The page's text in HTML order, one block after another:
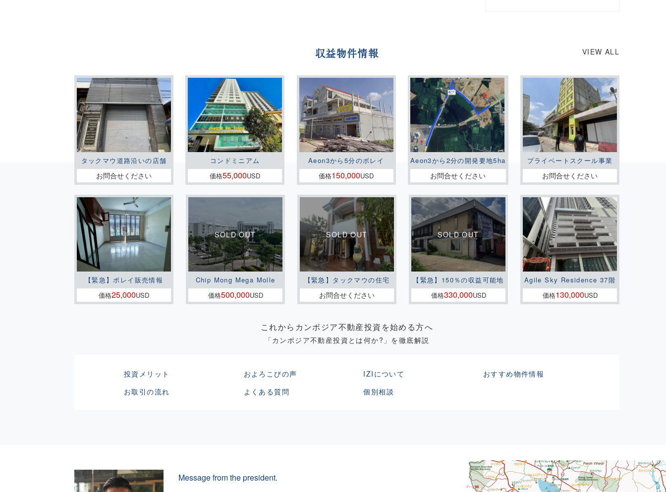
収益物件情報 VIEW ALL
タックマウ道路沿いの店舗
お問合せください
コンドミニアム
価格55,000USD
Aeon3から5分のボレイ
価格150,000USD
Aeon3から2分の開発要地5ha
お問合せください
プライベートスクール事業
お問合せください
【緊急】ボレイ販売情報
価格25,000USD
Chip Mong Mega Molle
価格500,000USD
【緊急】タックマウの住宅
お問合せください
【緊急】150％の収益可能地
価格330,000USD
Agile Sky Residence 37階
価格130,000USD
これからカンボジア不動産投資を始める方へ
「カンボジア不動産投資とは何か?」を徹底解説
投資メリット およろこびの声 IZIについて
おすすめ物件情報
お取引の流れ
よくある質問 個別相談
Message from the president.